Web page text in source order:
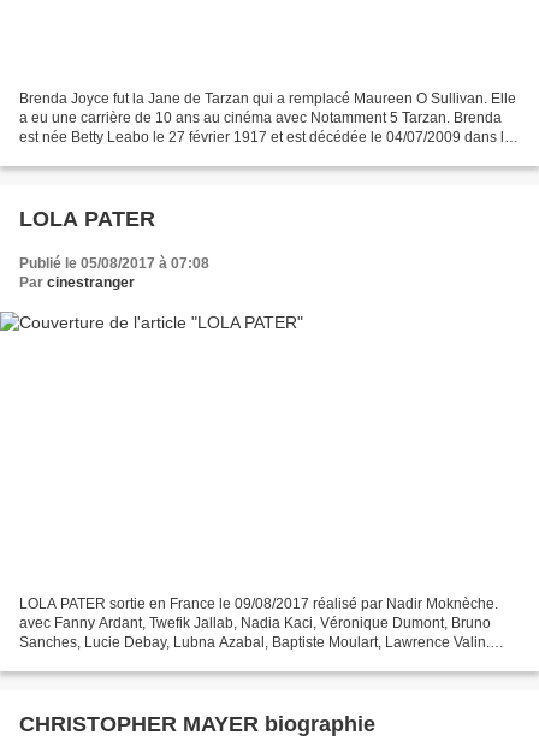
Brenda Joyce fut la Jane de Tarzan qui a remplacé Maureen O Sullivan. Elle
a eu une carrière de 10 ans au cinéma avec Notamment 5 Tarzan. Brenda
est née Betty Leabo le 27 février 1917 et est décédée le 04/07/2009 dans le
LOLA PATER
Publié le 05/08/2017 à 07:08
Par cinestranger
LOLA PATER sortie en France le 09/08/2017 réalisé par Nadir Moknèche.
avec Fanny Ardant, Twefik Jallab, Nadia Kaci, Véronique Dumont, Bruno
Sanches, Lucie Debay, Lubna Azabal, Baptiste Moulart, Lawrence Valin.
CHRISTOPHER MAYER biographie